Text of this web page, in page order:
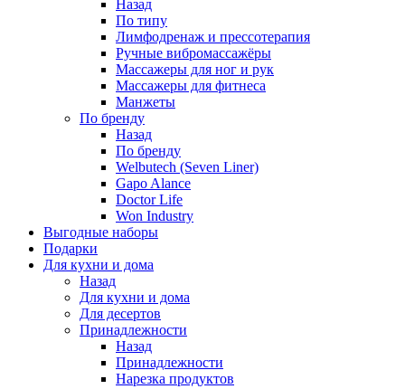
Назад
По типу
Лимфодренаж и прессотерапия
Ручные вибромассажёры
Массажеры для ног и рук
Массажеры для фитнеса
Манжеты
По бренду
Назад
По бренду
Welbutech (Seven Liner)
Gapo Alance
Doctor Life
Won Industry
Выгодные наборы
Подарки
Для кухни и дома
Назад
Для кухни и дома
Для десертов
Принадлежности
Назад
Принадлежности
Нарезка продуктов